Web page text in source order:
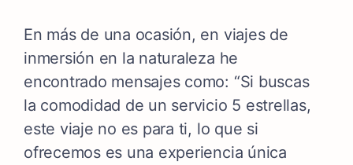
En más de una ocasión, en viajes de
inmersión en la naturaleza he
encontrado mensajes como: “Si buscas
la comodidad de un servicio 5 estrellas,
este viaje no es para ti, lo que si
ofrecemos es una experiencia única